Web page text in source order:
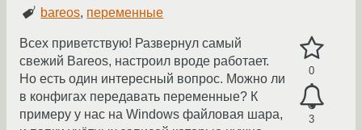
bareos, переменные
0
3
Всех приветствую! Развернул самый
свежий Bareos, настроил вроде работает.
Но есть один интересный вопрос. Можно ли
в конфигах передавать переменные? К
примеру у нас на Windows файловая шара,